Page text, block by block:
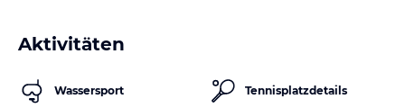
Aktivitäten
Wassersport Tennisplatzdetails